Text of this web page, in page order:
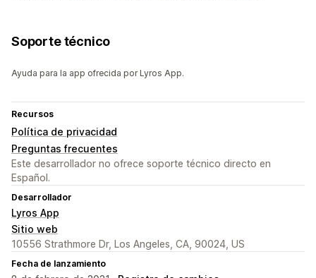
Soporte técnico
Ayuda para la app ofrecida por Lyros App.
Recursos
Política de privacidad
Preguntas frecuentes
Este desarrollador no ofrece soporte técnico directo en
Español.
Desarrollador
Lyros App
Sitio web
10556 Strathmore Dr, Los Angeles, CA, 90024, US
Fecha de lanzamiento